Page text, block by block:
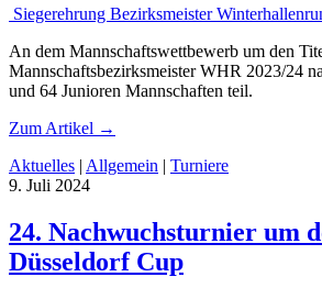
Siegerehrung Bezirksmeister
An dem Mannschaftswettbewerb um den
Mannschaftsbezirksmeister WHR 2023/24
und 64 Junioren Mannschaften teil.
Zum Artikel →
Aktuelles | Allgemein | Turniere
9. Juli 2024
24. Nachwuchsturnier um
Düsseldorf Cup